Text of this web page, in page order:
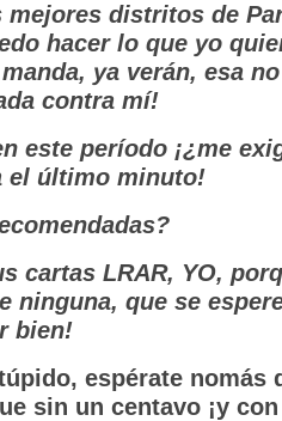
mejores distritos de
hacer lo que yo
ya verán, esa
contra mí!
este período ¡¿me
el último minuto!
cartas LRAR, YO,
ninguna, que se
bien!
espérate nomás
sin un centavo ¡y